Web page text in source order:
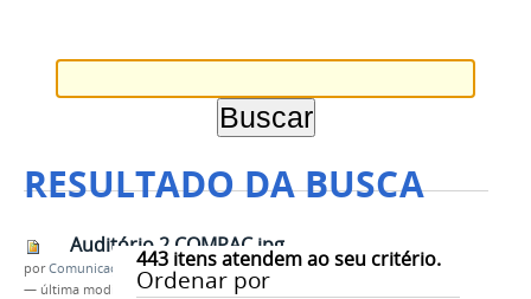
RESULTADO DA BUSCA
443itens atendem ao seu critério.
Ordenar por
Auditório 2 COMPAC.jpg
porComunicação CPR
— última modificação22/04/2021 17h23